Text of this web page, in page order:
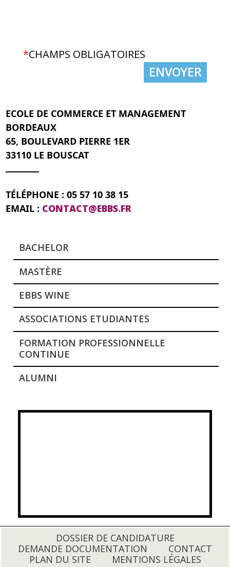
*CHAMPS OBLIGATOIRES
ENVOYER
ECOLE DE COMMERCE ET MANAGEMENT
BORDEAUX
65, BOULEVARD PIERRE 1ER
33110 LE BOUSCAT
TÉLÉPHONE : 05 57 10 38 15
EMAIL : CONTACT@EBBS.FR
BACHELOR
MASTÈRE
EBBS WINE
ASSOCIATIONS ETUDIANTES
FORMATION PROFESSIONNELLE
CONTINUE
ALUMNI
DOSSIER DE CANDIDATURE
DEMANDE DOCUMENTATION
CONTACT
PLAN DU SITE
MENTIONS LÉGALES